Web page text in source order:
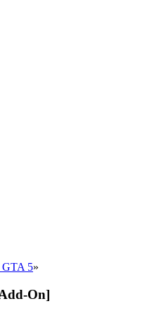
5»
On]